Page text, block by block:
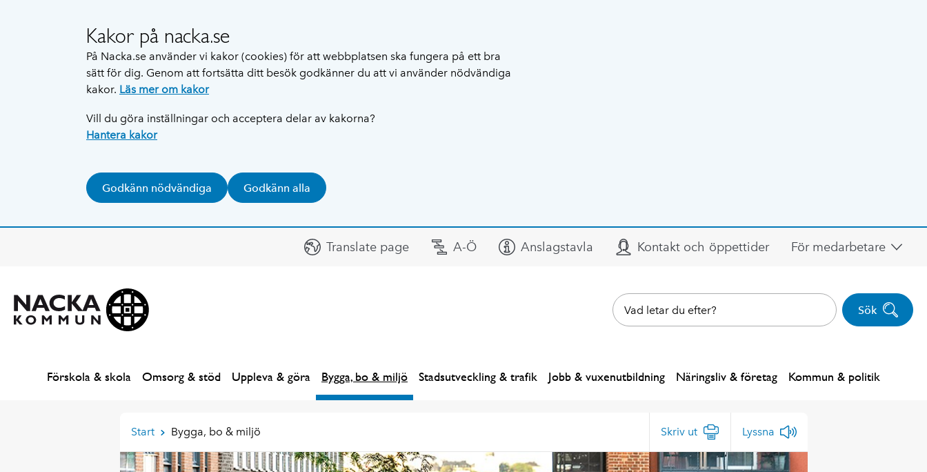
Kakor på nacka.se
På Nacka.se använder vi kakor (cookies) för att webbplatsen ska fungera på ett bra
sätt för dig. Genom att fortsätta ditt besök godkänner du att vi använder nödvändiga
kakor. Läs mer om kakor
Vill du göra inställningar och acceptera delar av kakorna?
Hantera kakor
Godkänn nödvändiga Godkänn alla
Translate page A-Ö Anslagstavla Kontakt och öppettider För medarbetare
Sök
Förskola & skola Omsorg & stöd Uppleva & göra Bygga, bo & miljö Stadsutveckling & trafik Jobb & vuxenutbildning Näringsliv & företag Kommun & politik
Start Bygga, bo & miljö Skriv ut Lyssna